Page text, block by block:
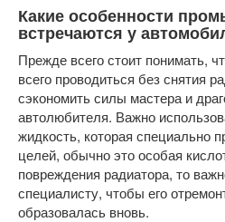
Какие особенности
встречаются у
Прежде всего стоит понимать,
всего проводиться без снятия
сэкономить силы мастера и
автолюбителя. Важно
жидкость, которая специально
целей, обычно это особая
повреждения радиатора, то
специалисту, чтобы его
образовалась вновь.